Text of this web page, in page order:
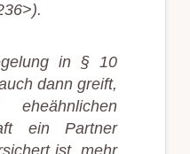
in § 10
dann greift,
ein Partner
ist, mehr